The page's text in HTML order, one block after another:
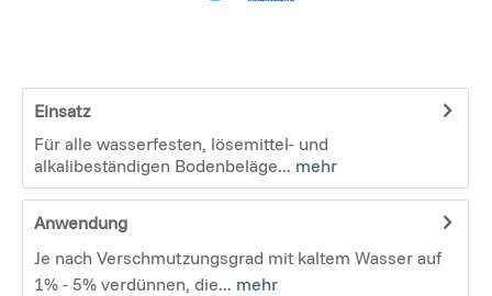
Einsatz
Für alle wasserfesten, lösemittel- und
alkalibeständigen Bodenbeläge... mehr
Anwendung
Je nach Verschmutzungsgrad mit kaltem Wasser auf
1% - 5% verdünnen, die... mehr